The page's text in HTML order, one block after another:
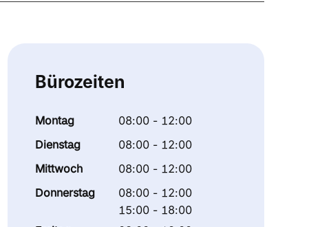
Bürozeiten
Montag
08:00 - 12:00
Dienstag
08:00 - 12:00
Mittwoch
08:00 - 12:00
Donnerstag
08:00 - 12:00
15:00 - 18:00